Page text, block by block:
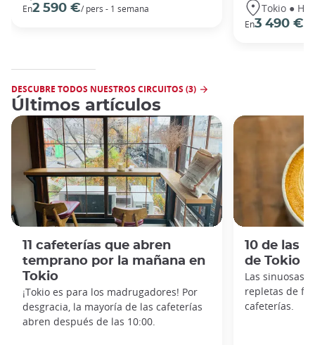
En2 590 €/ pers - 1 semana
Tokio ●
En3 490 €
DESCUBRE TODOS NUESTROS CIRCUITOS (3)
Últimos artículos
11 cafeterías que abren
temprano por la mañana en
Tokio
¡Tokio es para los madrugadores! Por
desgracia, la mayoría de las cafeterías
abren después de las 10:00.
10 de las
de Tokio
Las sinuosas
repletas de
cafeterías.